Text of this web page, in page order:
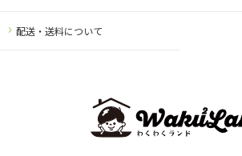
配送・送料について